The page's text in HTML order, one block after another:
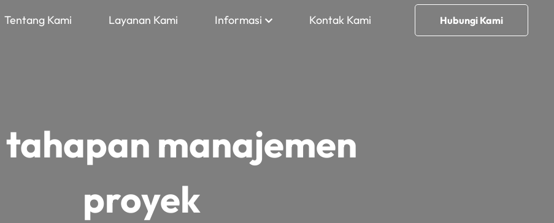
Tentang Kami Layanan Kami Informasi Kontak Kami Hubungi Kami
tahapan manajemen
proyek